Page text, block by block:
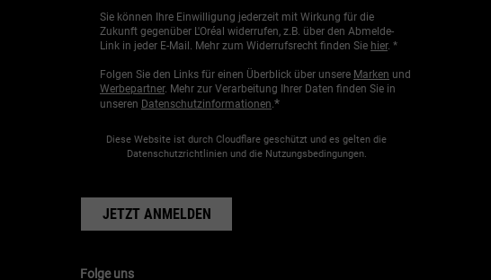
Sie können Ihre Einwilligung jederzeit mit Wirkung für die
Zukunft gegenüber L'Oréal widerrufen, z.B. über den Abmelde-
Link in jeder E-Mail. Mehr zum Widerrufsrecht finden Sie hier. *
Folgen Sie den Links für einen Überblick über unsere Marken und
Werbepartner. Mehr zur Verarbeitung Ihrer Daten finden Sie in
unseren Datenschutzinformationen.*
Diese Website ist durch Cloudflare geschützt und es gelten die
Datenschutzrichtlinien und die Nutzungsbedingungen.
JETZT ANMELDEN
Folge uns